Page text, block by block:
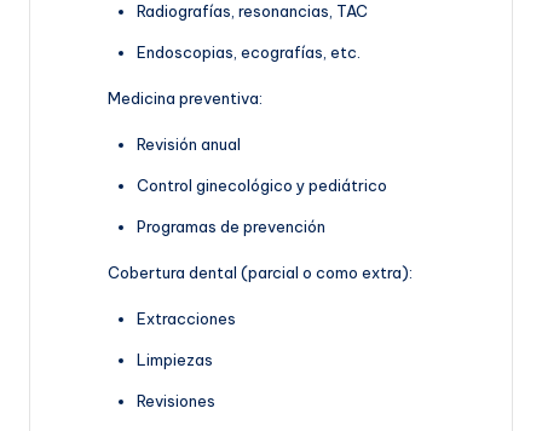
Radiografías, resonancias, TAC
Endoscopias, ecografías, etc.
Medicina preventiva:
Revisión anual
Control ginecológico y pediátrico
Programas de prevención
Cobertura dental (parcial o como extra):
Extracciones
Limpiezas
Revisiones